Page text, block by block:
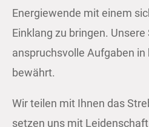
Energiewende mit einem
Einklang zu bringen.
anspruchsvolle Aufgaben
bewährt.
Wir teilen mit Ihnen das
setzen uns mit